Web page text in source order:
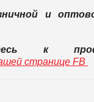
и
к
странице FB